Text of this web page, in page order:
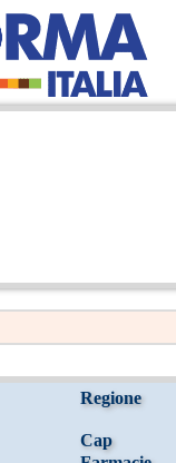
Regione
Cap